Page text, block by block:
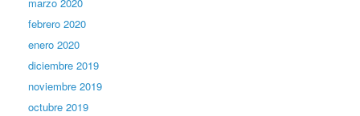
febrero 2020
enero 2020
diciembre 2019
noviembre 2019
octubre 2019